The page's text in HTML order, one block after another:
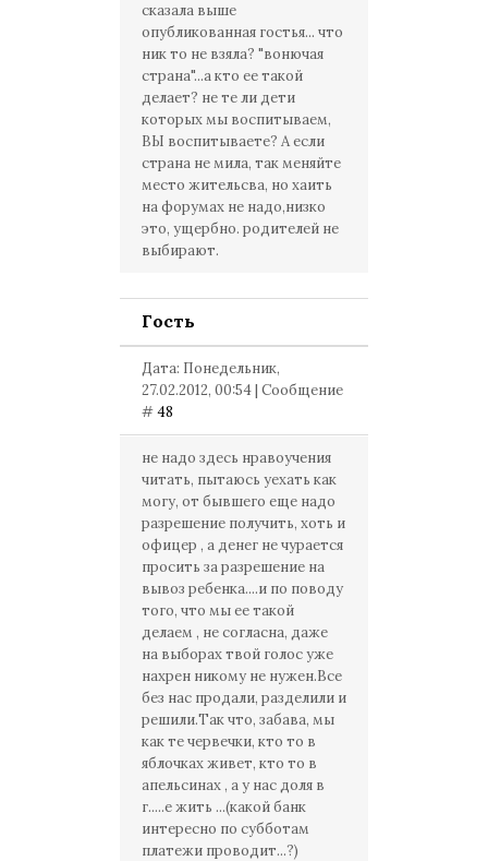
сказала выше
опубликованная гостья... что
ник то не взяла? "вонючая
страна"...а кто ее такой
делает? не те ли дети
которых мы воспитываем,
ВЫ воспитываете? А если
страна не мила, так меняйте
место жительсва, но хаить
на форумах не надо,низко
это, ущербно. родителей не
выбирают.
Гость
Дата: Понедельник,
27.02.2012, 00:54 | Сообщение
#48
не надо здесь нравоучения
читать, пытаюсь уехать как
могу, от бывшего еще надо
разрешение получить, хоть и
офицер , а денег не чурается
просить за разрешение на
вывоз ребенка....и по поводу
того, что мы ее такой
делаем , не согласна, даже
на выборах твой голос уже
нахрен никому не нужен.Все
без нас продали, разделили и
решили.Так что, забава, мы
как те червечки, кто то в
яблочках живет, кто то в
апельсинах , а у нас доля в
г.....е жить ...(какой банк
интересно по субботам
платежи проводит...?)